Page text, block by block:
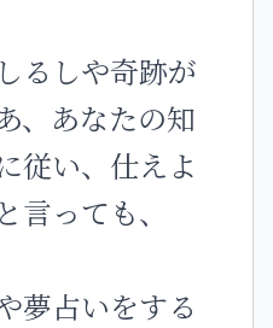
るしや奇跡が
、あなたの知
従い、仕えよ
言っても、
夢占いをする